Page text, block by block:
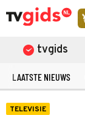
tvgids
LAATSTE NIEUWS
TELEVISIE